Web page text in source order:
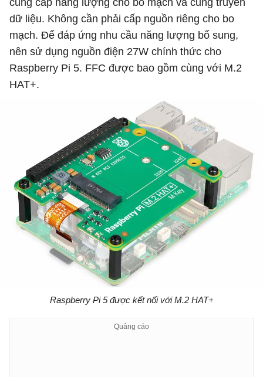
cung cấp năng lượng cho bo mạch và cũng truyền
dữ liệu. Không cần phải cấp nguồn riêng cho bo
mạch. Để đáp ứng nhu cầu năng lượng bổ sung,
nên sử dụng nguồn điện 27W chính thức cho
Raspberry Pi 5. FFC được bao gồm cùng với M.2
HAT+.
Raspberry Pi 5 được kết nối với M.2 HAT+